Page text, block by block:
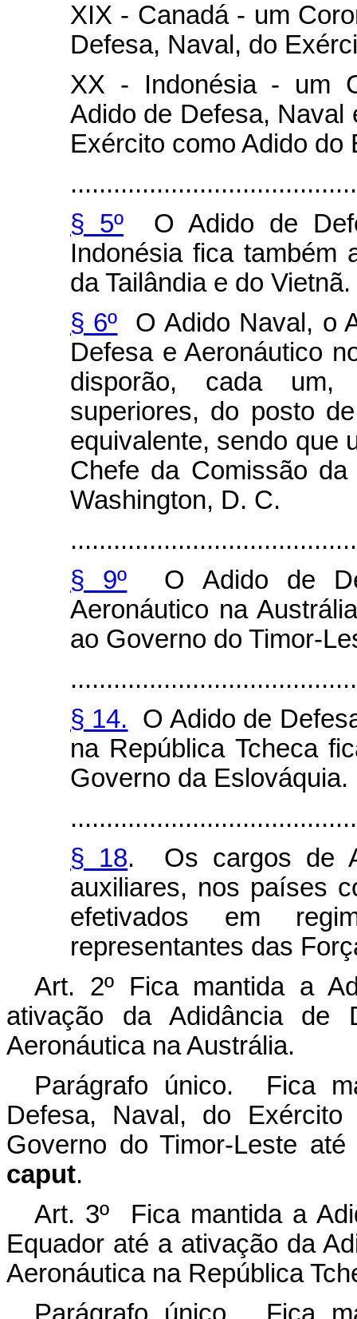
XIX - Canadá - um
Defesa, Naval, do
XX - Indonésia - um
Adido de Defesa, Naval
Exército como Adido do
§ 5º O Adido de
Indonésia fica também
da Tailândia e do Vietnã.
§ 6º O Adido Naval, o
Defesa e Aeronáutico
disporão, cada
superiores, do posto
equivalente, sendo que
Chefe da Comissão
Washington, D. C.
§ 9º O Adido de
Aeronáutico na
ao Governo do Timor-
§ 14. O Adido de
na República Tcheca
Governo da Eslováquia.
§ 18. Os cargos de
auxiliares, nos países
efetivados em
representantes das
Art. 2º Fica mantida a
ativação da Adidância de
Aeronáutica na Austrália.
Parágrafo único. Fica
Defesa, Naval, do
Governo do Timor-Leste
caput.
Art. 3º Fica mantida a
Equador até a ativação da
Aeronáutica na República